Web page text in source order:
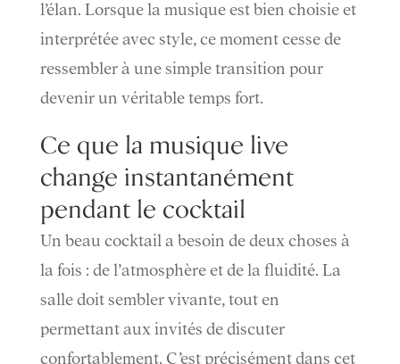
l’élan. Lorsque la musique est bien choisie et
interprétée avec style, ce moment cesse de
ressembler à une simple transition pour
devenir un véritable temps fort.
Ce que la musique live
change instantanément
pendant le cocktail
Un beau cocktail a besoin de deux choses à
la fois : de l’atmosphère et de la fluidité. La
salle doit sembler vivante, tout en
permettant aux invités de discuter
confortablement. C’est précisément dans cet